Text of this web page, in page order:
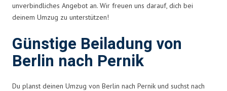
unverbindliches Angebot an. Wir freuen uns darauf, dich bei
deinem Umzug zu unterstützen!
Günstige Beiladung von
Berlin nach Pernik
Du planst deinen Umzug von Berlin nach Pernik und suchst nach